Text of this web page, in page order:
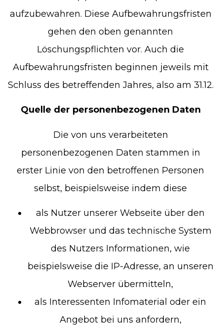
aufzubewahren. Diese Aufbewahrungsfristen
gehen den oben genannten
Löschungspflichten vor. Auch die
Aufbewahrungsfristen beginnen jeweils mit
Schluss des betreffenden Jahres, also am 31.12.
Quelle der personenbezogenen Daten
Die von uns verarbeiteten
personenbezogenen Daten stammen in
erster Linie von den betroffenen Personen
selbst, beispielsweise indem diese
als Nutzer unserer Webseite über den
Webbrowser und das technische System
des Nutzers Informationen, wie
beispielsweise die IP-Adresse, an unseren
Webserver übermitteln,
als Interessenten Infomaterial oder ein
Angebot bei uns anfordern,